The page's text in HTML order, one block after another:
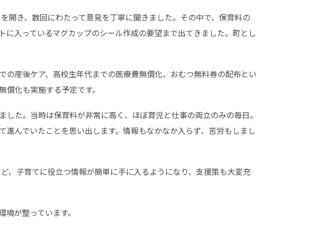
入っているマグカップのシール作成の要望まで出てきました。町とし
産後ケア、高校生年代までの医療費無償化、おむつ無料券の配布とい
化も実施する予定です。
た。当時は保育料が非常に高く、ほぼ育児と仕事の両立のみの毎日。
んでいたことを思い出します。情報もなかなか入らず、苦労もしまし
が整っています。